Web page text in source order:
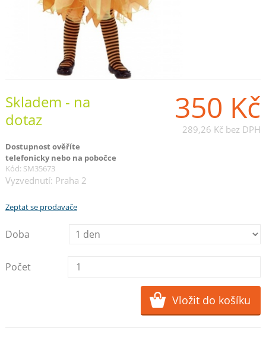
350 Kč
289,26 Kč bez DPH
Skladem - na
dotaz
Dostupnost ověříte
telefonicky nebo na pobočce
Kód: SM35673
Vyzvednutí: Praha 2
Zeptat se prodavače
Doba
Počet